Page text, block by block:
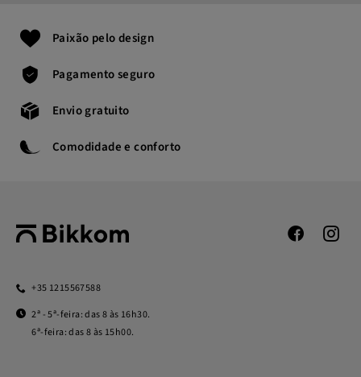
Paixão pelo design
Pagamento seguro
Envio gratuito
Comodidade e conforto
+35 1215567588
2ª - 5ª-feira: das 8 às 16h30.
6ª-feira: das 8 às 15h00.